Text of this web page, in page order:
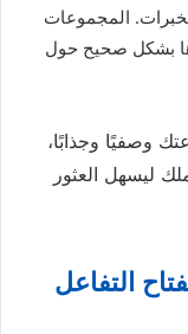
المجموعات
بشكل صحيح حول
وصفيًا وجذابًا،
ليسهل العثور
التفاعل